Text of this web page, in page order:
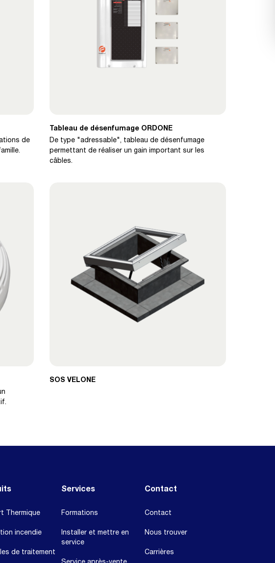
de
Tableau de désenfumage ORDONE
De type "adressable", tableau de désenfumage
permettant de réaliser un gain important sur les
câbles.
SOS VELONE
Thermique
incendie
de traitement
Services
Formations
Installer et mettre en
service
Contact
Contact
Nous trouver
Carrières